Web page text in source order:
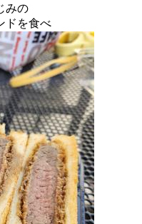
みの
ドを食べ